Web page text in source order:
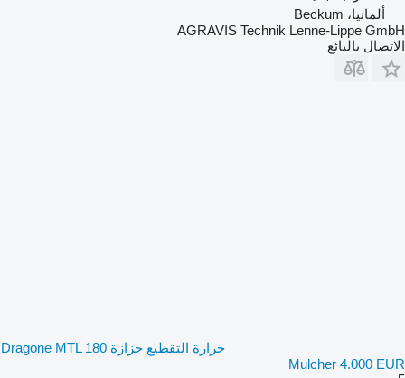
ألمانيا، Beckum
AGRAVIS Technik Lenne-Lippe GmbH
الاتصال بالبائع
جرارة التقطيع جزازة Dragone MTL 180
Mulcher 4.000 EUR